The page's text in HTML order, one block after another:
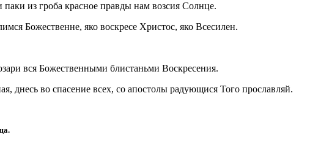
из гроба красное правды нам возсия Солнце.
Божественне, яко воскресе Христос, яко Всесилен.
вся Божественными блистаньми Воскресения.
днесь во спасение всех, со апостолы радующися Того прославляй.